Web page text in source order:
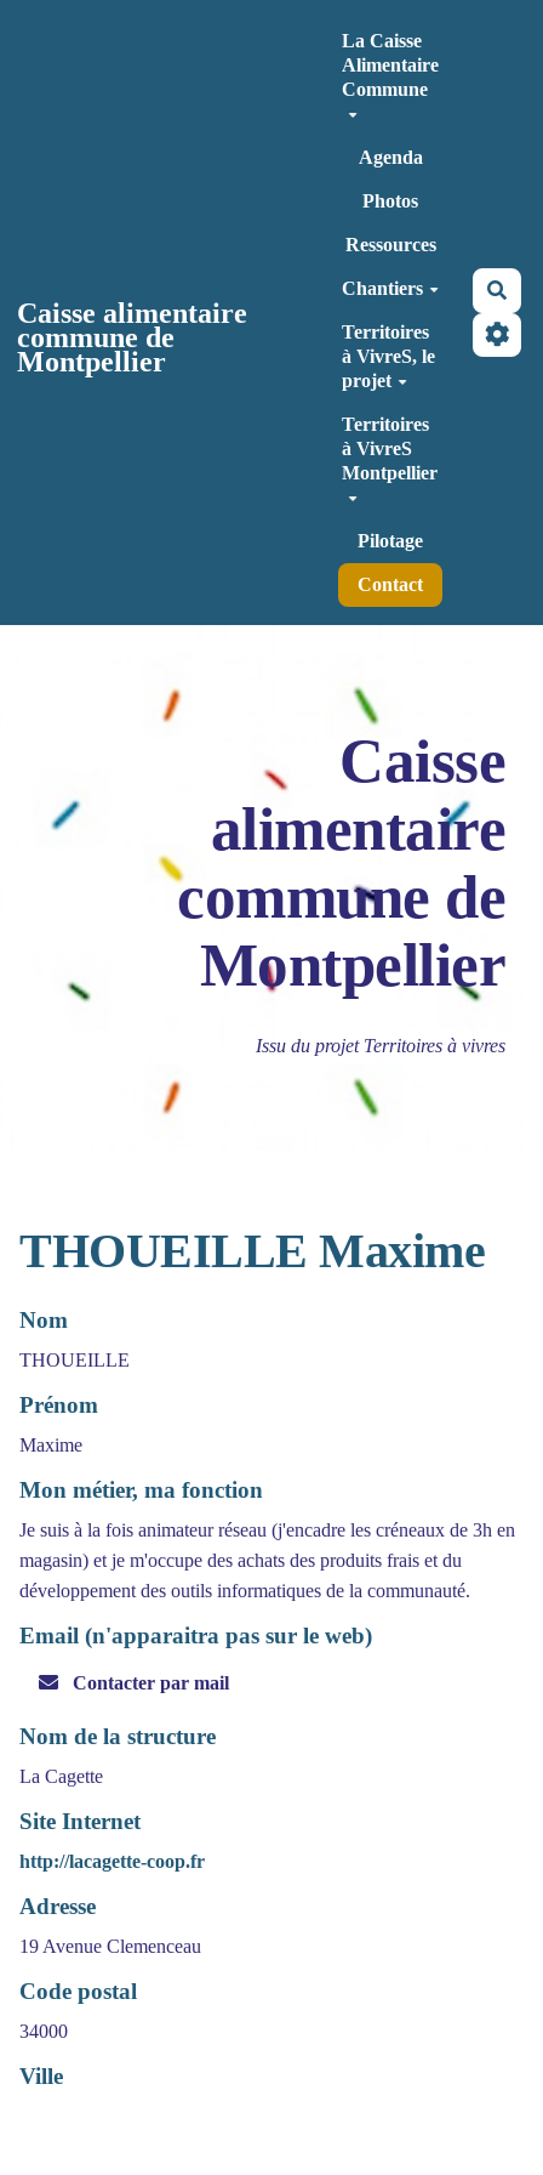
Caisse alimentaire
commune de
Montpellier
La Caisse
Alimentaire
Commune
Agenda
Photos
Ressources
Chantiers
Territoires
à VivreS, le
projet
Territoires
à VivreS
Montpellier
Pilotage
Contact
Caisse
alimentaire
commune de
Montpellier
Issu du projet Territoires à vivres
THOUEILLE Maxime
Nom
THOUEILLE
Prénom
Maxime
Mon métier, ma fonction
Je suis à la fois animateur réseau (j'encadre les créneaux de 3h en
magasin) et je m'occupe des achats des produits frais et du
développement des outils informatiques de la communauté.
Email (n'apparaitra pas sur le web)
Contacter par mail
Nom de la structure
La Cagette
Site Internet
http://lacagette-coop.fr
Adresse
19 Avenue Clemenceau
Code postal
34000
Ville